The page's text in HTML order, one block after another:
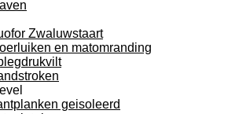
Zwaluwstaart
en matomranding
geisoleerd